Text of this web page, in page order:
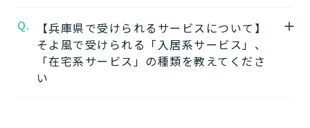
さい。
★そのほかこの介護施設について…相談した
い・資料請求したい・利用したい方はこちら
★
そよ風では下記のタイプの入居系施設をご用
意しています。それぞれの施設の特徴、ご利
用者様の目的、要介護度に合わせてご利用い
ただけます。
Q.
【兵庫県で受けられるサービスについて】
そよ風で受けられる「入居系サービス」、
「在宅系サービス」の種類を教えてくださ
い